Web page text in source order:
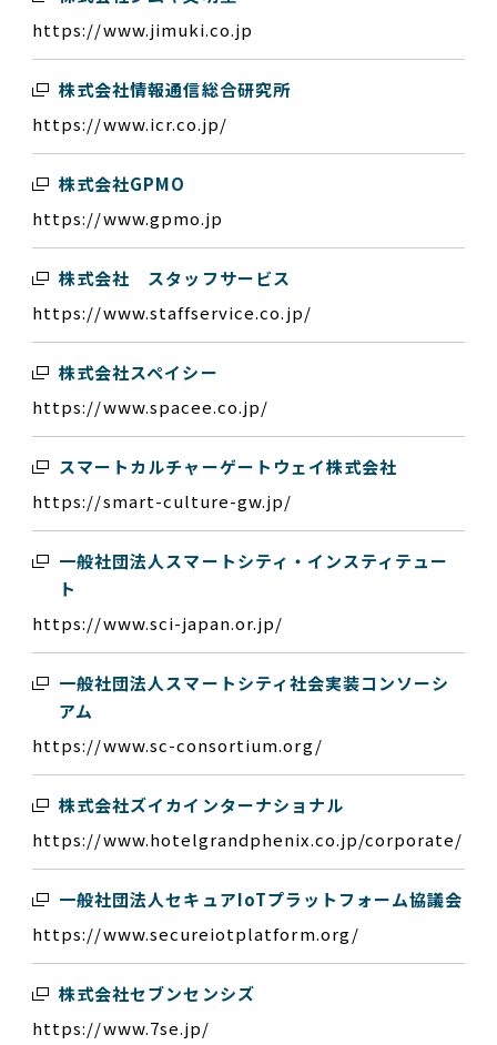
https://www.jimuki.co.jp
株式会社情報通信総合研究所
https://www.icr.co.jp/
株式会社GPMO
https://www.gpmo.jp
株式会社 スタッフサービス
https://www.staffservice.co.jp/
株式会社スペイシー
https://www.spacee.co.jp/
スマートカルチャーゲートウェイ株式会社
https://smart-culture-gw.jp/
一般社団法人スマートシティ・インスティテュー
ト
https://www.sci-japan.or.jp/
一般社団法人スマートシティ社会実装コンソーシ
アム
https://www.sc-consortium.org/
株式会社ズイカインターナショナル
https://www.hotelgrandphenix.co.jp/corporate/
一般社団法人セキュアIoTプラットフォーム協議会
https://www.secureiotplatform.org/
株式会社セブンセンシズ
https://www.7se.jp/